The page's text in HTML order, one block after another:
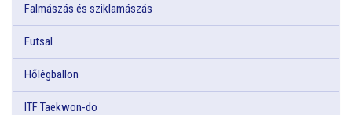
Falmászás és sziklamászás
Futsal
Hőlégballon
ITF Taekwon-do